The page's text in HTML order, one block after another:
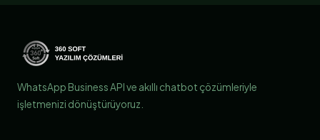
WhatsApp Business API ve akıllı chatbot çözümleriyle
işletmenizi dönüştürüyoruz.